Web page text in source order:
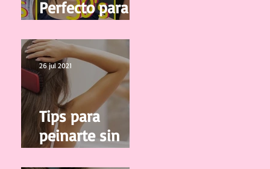
Perfecto para tu
edad
Tips para
peinarte sin
salir de casa
26 jul 2021